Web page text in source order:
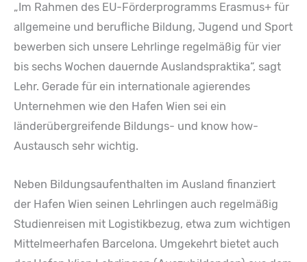
„Im Rahmen des EU-Förderprogramms Erasmus+ für
allgemeine und berufliche Bildung, Jugend und Sport
bewerben sich unsere Lehrlinge regelmäßig für vier
bis sechs Wochen dauernde Auslandspraktika“, sagt
Lehr. Gerade für ein internationale agierendes
Unternehmen wie den Hafen Wien sei ein
länderübergreifende Bildungs- und know how-
Austausch sehr wichtig.
Neben Bildungsaufenthalten im Ausland finanziert
der Hafen Wien seinen Lehrlingen auch regelmäßig
Studienreisen mit Logistikbezug, etwa zum wichtigen
Mittelmeerhafen Barcelona. Umgekehrt bietet auch